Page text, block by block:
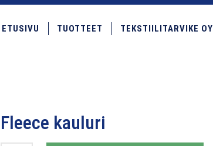
ETUSIVU TUOTTEET TEKSTIILITARVIKE OY
Fleece kauluri